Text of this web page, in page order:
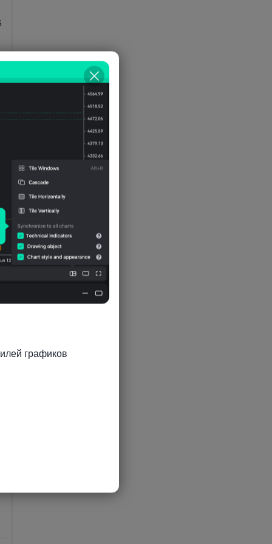
Экспорт(долл. США)
Номинальный валовой
внутренний продукт(ВВП)-
графиков